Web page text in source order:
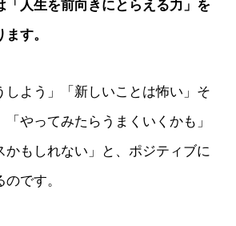
「人生を前向きにとらえる力」を
す。
しよう」「新しいことは怖い」そ
「やってみたらうまくいくかも」
かもしれない」と、ポジティブに
です。